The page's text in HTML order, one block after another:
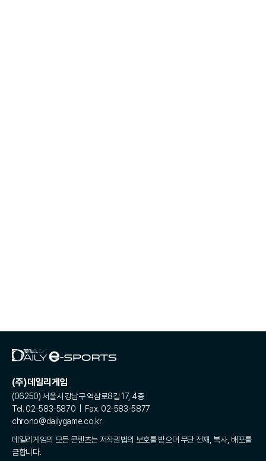
(주)데일리게임
(06250) 서울시 강남구 역삼로8길 17, 4층
Tel. 02-583-5870 | Fax. 02-583-5877
chrono@dailygame.co.kr
데일리게임의 모든 콘텐츠는 저작권법의 보호를 받으며 무단 전재, 복사, 배포를
금합니다.